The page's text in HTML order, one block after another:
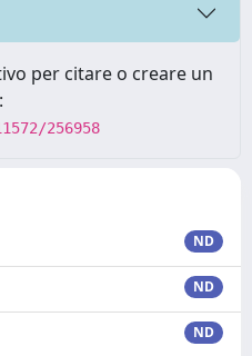
per citare o creare un
256958
ND
ND
ND